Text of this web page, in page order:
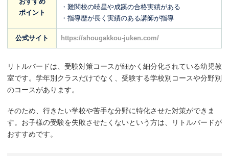
ポイント
・難関校の暁星や成蹊の合格実績がある
・指導歴が長く実績のある講師が指導
公式サイト https://shougakkou-juken.com/
リトルバードは、受験対策コースが細かく細分化されている幼児教
室です。学年別クラスだけでなく、受験する学校別コースや分野別
のコースがあります。
そのため、行きたい学校や苦手な分野に特化させた対策ができま
す。お子様の受験を失敗させたくないという方は、リトルバードが
おすすめです。